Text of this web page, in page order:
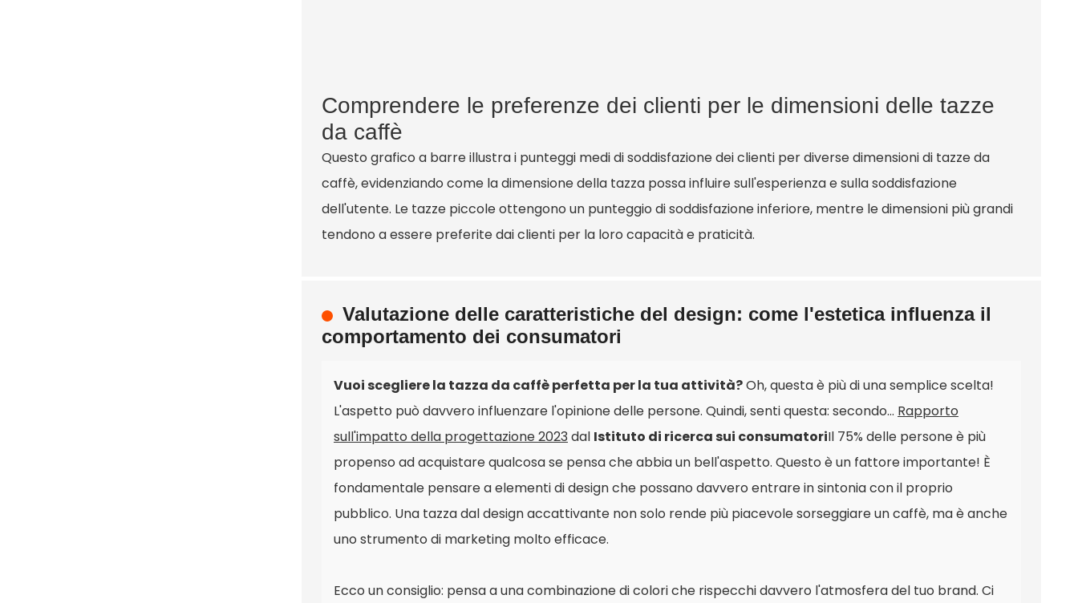
Comprendere le preferenze dei clienti per le dimensioni delle tazze
da caffè
Questo grafico a barre illustra i punteggi medi di soddisfazione dei clienti per diverse dimensioni di tazze da
caffè, evidenziando come la dimensione della tazza possa influire sull'esperienza e sulla soddisfazione
dell'utente. Le tazze piccole ottengono un punteggio di soddisfazione inferiore, mentre le dimensioni più grandi
tendono a essere preferite dai clienti per la loro capacità e praticità.
Valutazione delle caratteristiche del design: come l'estetica influenza il
comportamento dei consumatori
Vuoi scegliere la tazza da caffè perfetta per la tua attività?Oh, questa è più di una semplice scelta!
L'aspetto può davvero influenzare l'opinione delle persone. Quindi, senti questa: secondo... Rapporto
sull'impatto della progettazione 2023dal Istituto di ricerca sui consumatoriIl 75% delle persone è più
propenso ad acquistare qualcosa se pensa che abbia un bell'aspetto. Questo è un fattore importante! È
fondamentale pensare a elementi di design che possano davvero entrare in sintonia con il proprio
pubblico. Una tazza dal design accattivante non solo rende più piacevole sorseggiare un caffè, ma è anche
uno strumento di marketing molto efficace.
Ecco un consiglio: pensa a una combinazione di colori che rispecchi davvero l'atmosfera del tuo brand. Ci